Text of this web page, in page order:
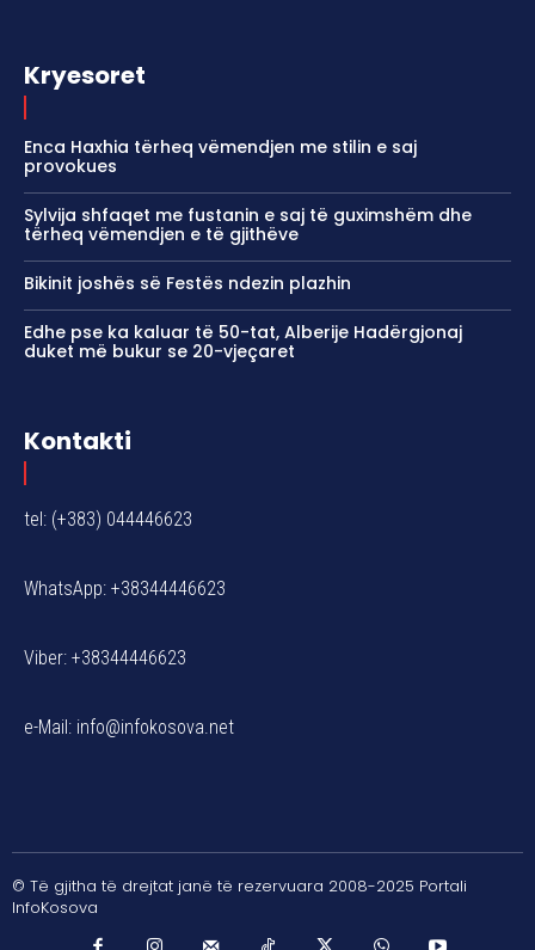
Kryesoret
Enca Haxhia tërheq vëmendjen me stilin e saj
provokues
Sylvija shfaqet me fustanin e saj të guximshëm dhe
tërheq vëmendjen e të gjithëve
Bikinit joshës së Festës ndezin plazhin
Edhe pse ka kaluar të 50-tat, Alberije Hadërgjonaj
duket më bukur se 20-vjeçaret
Kontakti
tel: (+383) 044446623
WhatsApp: +38344446623
Viber: +38344446623
e-Mail: info@infokosova.net
© Të gjitha të drejtat janë të rezervuara 2008-2025 Portali
InfoKosova